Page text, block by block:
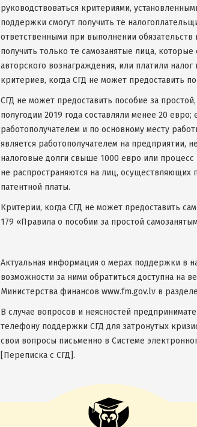
руководствоваться критериями,
поддержки смогут получить те
ответственными при выполнении
получить только те самозанятые лица,
авторского вознаграждения, или платили
критериев, когда СГД не может предоставить
СГД не может предоставить пособие за
полугодии 2019 года составляли менее 20
работополучателем и по основному месту
является работополучателем на предприятии,
налоговые долги свыше 1000 евро или
не распространяются на лиц, осуществляющих
патентной платы.
Критерии, когда СГД не может предоставить
179 «Правила о пособии за простой
Актуальная информация о мерах поддержки в
возможности за ними обратиться доступна на
Министерства финансов www.fm.gov.lv в
В случае вопросов и неясностей
телефону поддержки СГД для затронутых
свои вопросы письменно в Системе
[Переписка с СГД].